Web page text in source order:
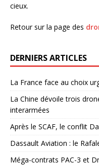
cieux.
Retour sur la page des
DERNIERS ARTICLES
La France face au choix
La Chine dévoile trois
interarmées
Après le SCAF, le conflit
Dassault Aviation : le
Méga-contrats PAC-3 et